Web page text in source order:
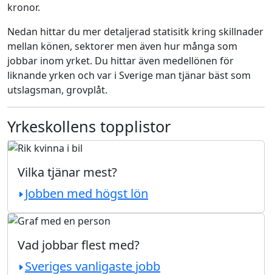
kronor.
Nedan hittar du mer detaljerad statisitk kring skillnader
mellan könen, sektorer men även hur många som
jobbar inom yrket. Du hittar även medellönen för
liknande yrken och var i Sverige man tjänar bäst som
utslagsman, grovplåt.
Yrkeskollens topplistor
Vilka tjänar mest?
Jobben med högst lön
Vad jobbar flest med?
Sveriges vanligaste jobb